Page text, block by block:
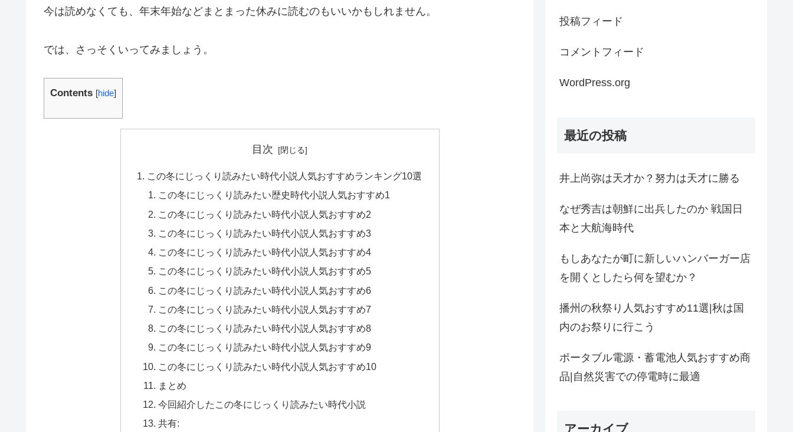
今は読めなくても、年末年始などまとまった休みに読むのもいいかもしれません。
では、さっそくいってみましょう。
Contents [hide]
目次
この冬にじっくり読みたい時代小説人気おすすめランキング10選
この冬にじっくり読みたい歴史時代小説人気おすすめ1
この冬にじっくり読みたい時代小説人気おすすめ2
この冬にじっくり読みたい時代小説人気おすすめ3
この冬にじっくり読みたい時代小説人気おすすめ4
この冬にじっくり読みたい時代小説人気おすすめ5
この冬にじっくり読みたい時代小説人気おすすめ6
この冬にじっくり読みたい時代小説人気おすすめ7
この冬にじっくり読みたい時代小説人気おすすめ8
この冬にじっくり読みたい時代小説人気おすすめ9
この冬にじっくり読みたい時代小説人気おすすめ10
まとめ
今回紹介したこの冬にじっくり読みたい時代小説
共有:
投稿フィード
コメントフィード
WordPress.org
最近の投稿
井上尚弥は天才か？努力は天才に勝る
なぜ秀吉は朝鮮に出兵したのか 戦国日
本と大航海時代
もしあなたが町に新しいハンバーガー店
を開くとしたら何を望むか？
播州の秋祭り人気おすすめ11選|秋は国
内のお祭りに行こう
ポータブル電源・蓄電池人気おすすめ商
品|自然災害での停電時に最適
アーカイブ